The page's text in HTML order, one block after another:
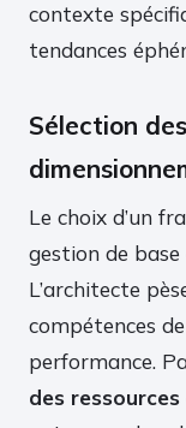
contexte
tendances
Sélection
Le choix d’un
gestion de
L’architecte
compétences
performance.
des ressources